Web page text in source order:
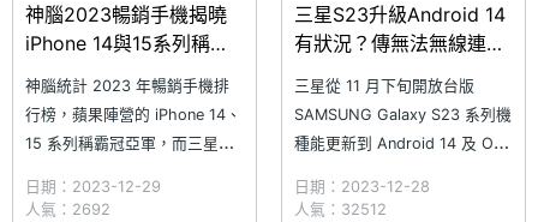
神腦2023暢銷手機揭曉
iPhone 14與15系列稱霸
神腦統計 2023 年暢銷手機排
行榜，蘋果陣營的 iPhone 14、
15 系列稱霸冠亞軍，而三星的
辦第 3~5 名，是大眾購買中
日期：2023-12-29
人氣：2692
三星S23升級Android 14
有狀況？傳無法無線連接
三星從 11 月下旬開放台版
SAMSUNG Galaxy S23 系列機
種能更新到 Android 14 及 One
Tab S9 系列、Galaxy A54、
日期：2023-12-28
人氣：32512